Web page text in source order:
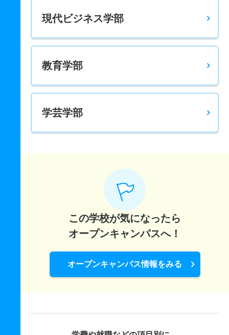
生活文化デザイン学科 一般 Ａ日程後期
5人 1倍 1倍 6人 6人 6人 50
生活文化デザイン学科 一般 Ｂ日程
生活文化デザイン学科 一般 共テ Ａ日程
6人 1倍 48.10
生活文化デザイン学科 一般 ニ Ｂ日程
生活文化デザイン学科 一般 ニ Ｃ日程
3人 3人
生活文化デザイン学科 推薦 学校推薦型公募制
1倍 － 10人 10人 10人
現代ビジネス学部
教育学部
学芸学部
この学校が気になったら
オープンキャンパスへ！
オープンキャンパス情報をみる